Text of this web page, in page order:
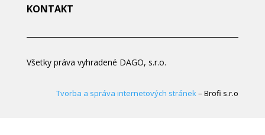
KONTAKT
Všetky práva vyhradené DAGO, s.r.o.
Tvorba a správa internetových stránek – Brofi s.r.o